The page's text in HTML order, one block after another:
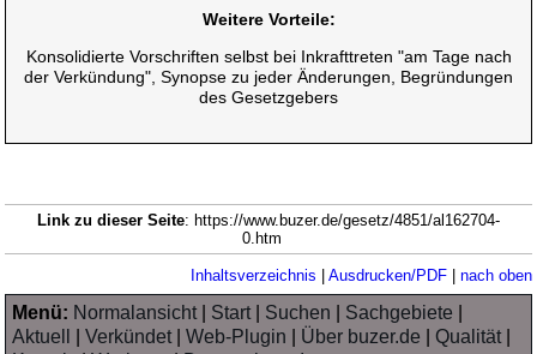
Weitere Vorteile:
Konsolidierte Vorschriften selbst bei Inkrafttreten "am Tage nach
der Verkündung", Synopse zu jeder Änderungen, Begründungen
des Gesetzgebers
Link zu dieser Seite: https://www.buzer.de/gesetz/4851/al162704-
0.htm
Inhaltsverzeichnis Ausdrucken/PDF| nach oben
Menü: Normalansicht| Start| Suchen Sachgebiete
Aktuell
|Verkündet|Web-Plugin Über buzer.de |Qualität|